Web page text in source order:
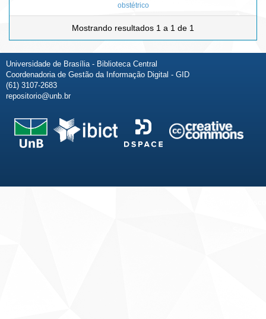
obstétrico
Mostrando resultados 1 a 1 de 1
Universidade de Brasília - Biblioteca Central
Coordenadoria de Gestão da Informação Digital - GID
(61) 3107-2683
repositorio@unb.br